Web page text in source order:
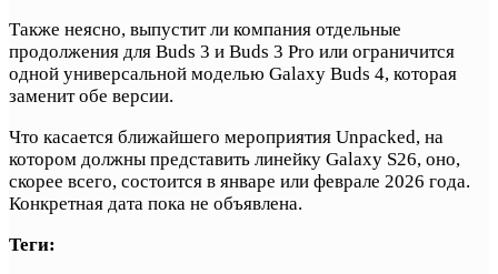
Также неясно, выпустит ли компания отдельные
продолжения для Buds 3 и Buds 3 Pro или ограничится
одной универсальной моделью Galaxy Buds 4, которая
заменит обе версии.
Что касается ближайшего мероприятия Unpacked, на
котором должны представить линейку Galaxy S26, оно,
скорее всего, состоится в январе или феврале 2026 года.
Конкретная дата пока не объявлена.
Теги: